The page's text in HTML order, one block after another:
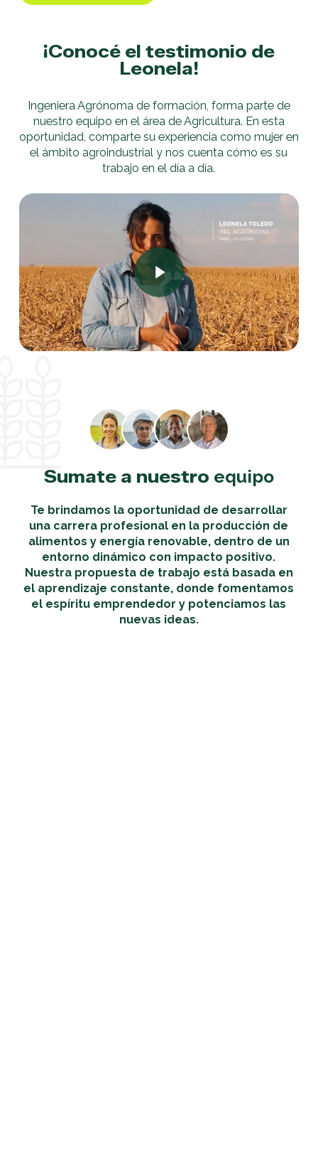
¡Conocé el testimonio de
Leonela!
Ingeniera Agrónoma de formación, forma parte de
nuestro equipo en el área de Agricultura. En esta
oportunidad, comparte su experiencia como mujer en
el ámbito agroindustrial y nos cuenta cómo es su
trabajo en el día a día.
Play Video
Play Video
Sumate a nuestro equipo
Te brindamos la oportunidad de desarrollar
una carrera profesional en la producción de
alimentos y energía renovable, dentro de un
entorno dinámico con impacto positivo.
Nuestra propuesta de trabajo está basada en
el aprendizaje constante, donde fomentamos
el espíritu emprendedor y potenciamos las
nuevas ideas.